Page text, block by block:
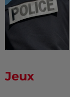
Jeux